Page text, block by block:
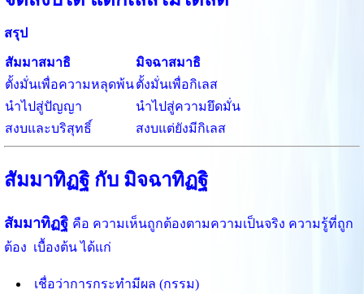
สรุป
สัมมาสมาธิ
มิจฉาสมาธิ
ตั้งมั่นเพื่อความหลุดพ้นตั้งมั่นเพื่อกิเลส
นำไปสู่ปัญญา
นำไปสู่ความยึดมั่น
สงบและบริสุทธิ์
สงบแต่ยังมีกิเลส
สัมมาทิฏฐิ กับ มิจฉาทิฏฐิ
สัมมาทิฏฐิ คือ ความเห็นถูกต้องตามความเป็นจริง ความรู้ที่ถูก
ต้อง เบื้องต้น ได้แก่
เชื่อว่าการกระทำมีผล (กรรม)